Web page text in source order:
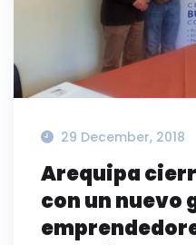
29 December, 2018
Arequipa
con un nuevo